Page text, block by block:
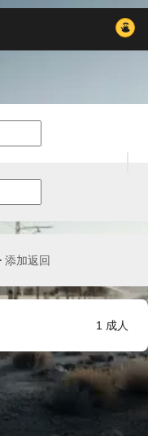
添加返回
1 成人